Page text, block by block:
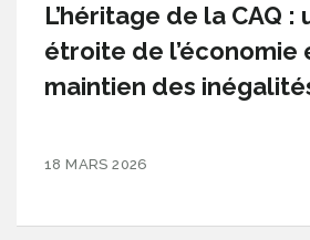
L’héritage de la CAQ :
étroite de l’économie
maintien des
18 MARS 2026